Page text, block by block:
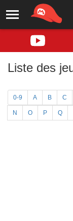
Liste des
0-9 A B C
N O P Q